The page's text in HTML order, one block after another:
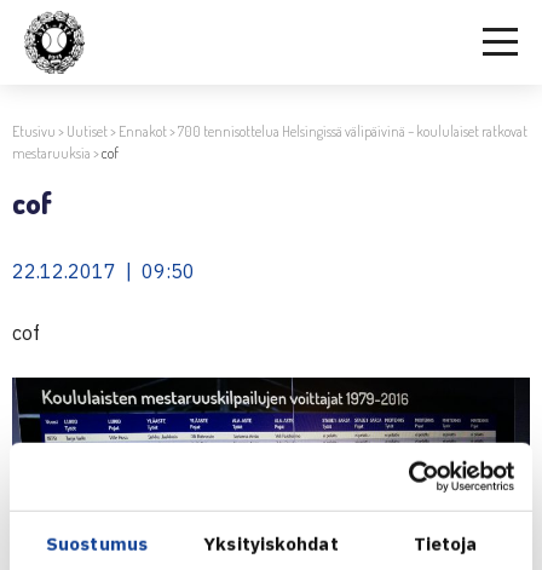
Suostumus Yksityiskohdat Tietoja
Etusivu > Uutiset> Ennakot>700 tennisottelua Helsingissä välipäivinä – koululaiset ratkovat
mestaruuksia >cof
cof
22.12.2017 | 09:50
cof